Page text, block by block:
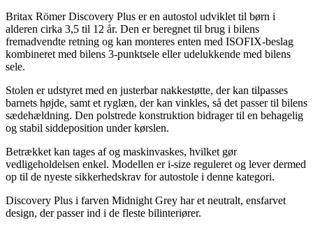
Britax Römer Discovery Plus er en autostol udviklet til børn i
alderen cirka 3,5 til 12 år. Den er beregnet til brug i bilens
fremadvendte retning og kan monteres enten med ISOFIX-beslag
kombineret med bilens 3-punktsele eller udelukkende med bilens
sele.
Stolen er udstyret med en justerbar nakkestøtte, der kan tilpasses
barnets højde, samt et ryglæn, der kan vinkles, så det passer til bilens
sædehældning. Den polstrede konstruktion bidrager til en behagelig
og stabil siddeposition under kørslen.
Betrækket kan tages af og maskinvaskes, hvilket gør
vedligeholdelsen enkel. Modellen er i-size reguleret og lever dermed
op til de nyeste sikkerhedskrav for autostole i denne kategori.
Discovery Plus i farven Midnight Grey har et neutralt, ensfarvet
design, der passer ind i de fleste bilinteriører.